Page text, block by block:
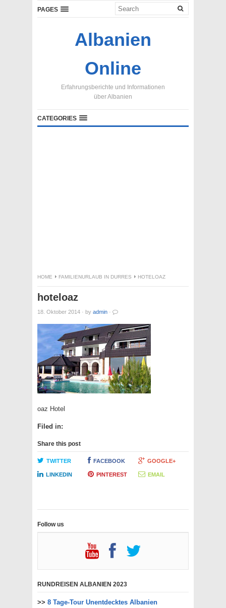
PAGES
Albanien
Online
Erfahrungsberichte und Informationen
über Albanien
CATEGORIES
HOME FAMILIENURLAUB IN DURRES HOTELOAZ
hoteloaz
18. Oktober 2014 · by admin ·
oaz Hotel
Filed in:
Share this post
TWITTER FACEBOOK GOOGLE+
LINKEDIN PINTEREST EMAIL
Follow us
RUNDREISEN ALBANIEN 2023
>> 8 Tage-Tour Unentdecktes Albanien